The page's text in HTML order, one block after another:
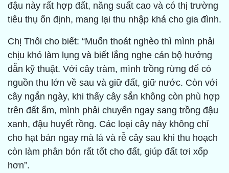
đậu này rất hợp đất, năng suất cao và có thị trường
tiêu thụ ổn định, mang lại thu nhập khá cho gia đình.
Chị Thôi cho biết: “Muốn thoát nghèo thì mình phải
chịu khó làm lụng và biết lắng nghe cán bộ hướng
dẫn kỹ thuật. Với cây tràm, mình trồng rừng để có
nguồn thu lớn về sau và giữ đất, giữ nước. Còn với
cây ngắn ngày, khi thấy cây sắn không còn phù hợp
trên đất ẩm, mình phải chuyển ngay sang trồng đậu
xanh, đậu huyết rồng. Các loại cây này không chỉ
cho hạt bán ngay mà lá và rễ cây sau khi thu hoạch
còn làm phân bón rất tốt cho đất, giúp đất tơi xốp
hơn”.